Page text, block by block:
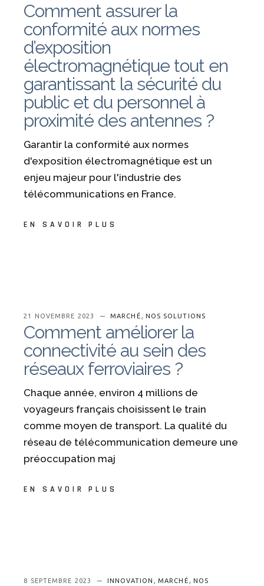
Comment assurer la
conformité aux normes
d’exposition
électromagnétique tout en
garantissant la sécurité du
public et du personnel à
proximité des antennes ?
Garantir la conformité aux normes
d'exposition électromagnétique est un
enjeu majeur pour l'industrie des
télécommunications en France.
EN SAVOIR PLUS
21 NOVEMBRE 2023 MARCHÉ , NOS SOLUTIONS
Comment améliorer la
connectivité au sein des
réseaux ferroviaires ?
Chaque année, environ 4 millions de
voyageurs français choisissent le train
comme moyen de transport. La qualité du
réseau de télécommunication demeure une
préoccupation maj
EN SAVOIR PLUS
8 SEPTEMBRE 2023 INNOVATION ,MARCHÉ , NOS